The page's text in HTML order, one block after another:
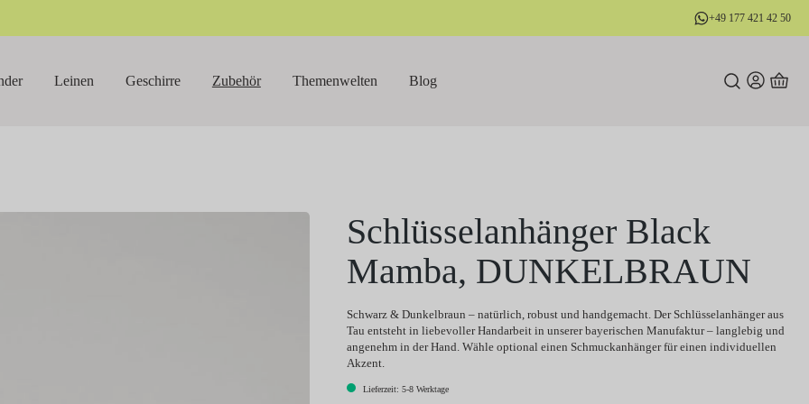
+49 177 421 42 50
Leinen Geschirre Zubehör Themenwelten Blog
Schlüsselanhänger Black
Mamba, DUNKELBRAUN
Schwarz & Dunkelbraun – natürlich, robust und handgemacht. Der Schlüsselanhänger aus
Tau entsteht in liebevoller Handarbeit in unserer bayerischen Manufaktur – langlebig und
angenehm in der Hand. Wähle optional einen Schmuckanhänger für einen individuellen
Akzent.
Lieferzeit: 5-8 Werktage